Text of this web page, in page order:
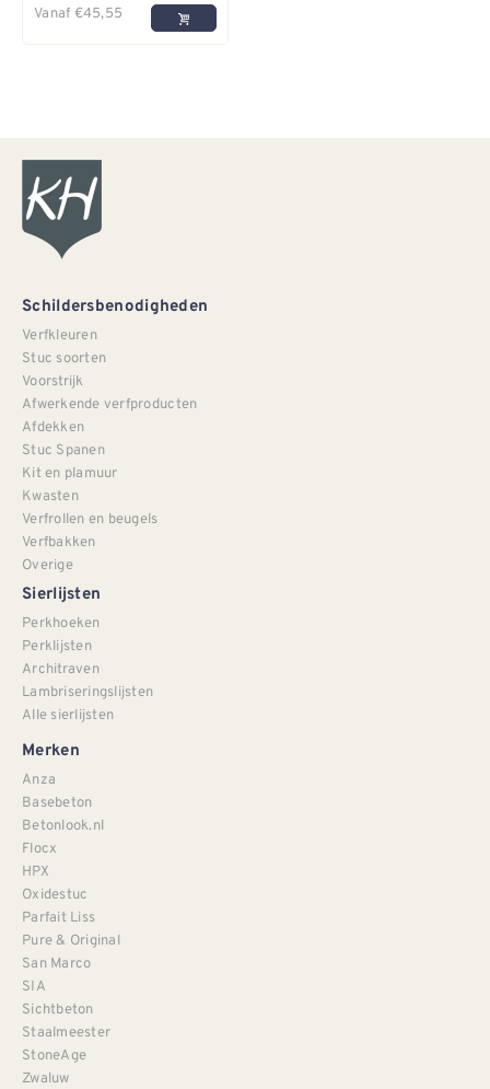
Vanaf €45,55
Schildersbenodigheden
Verfkleuren
Stuc soorten
Voorstrijk
Afwerkende verfproducten
Afdekken
Stuc Spanen
Kit en plamuur
Kwasten
Verfrollen en beugels
Verfbakken
Overige
Sierlijsten
Perkhoeken
Perklijsten
Architraven
Lambriseringslijsten
Alle sierlijsten
Merken
Anza
Basebeton
Betonlook.nl
Flocx
HPX
Oxidestuc
Parfait Liss
Pure & Original
San Marco
SIA
Sichtbeton
Staalmeester
StoneAge
Zwaluw